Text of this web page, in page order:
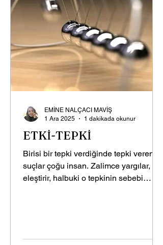
ETKİ-TEPKİ
Birisi bir tepki verdiğinde tepki vereni
suçlar çoğu insan. Zalimce yargılar,
eleştirir, halbuki o tepkinin sebebi
yerlerden, hiçlikten her şey net bir
EMİNE NALÇACI MAVİŞ
1 Ara 2025
1 dakikada okunur